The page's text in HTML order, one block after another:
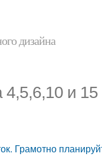
дизайна
и 15
Грамотно